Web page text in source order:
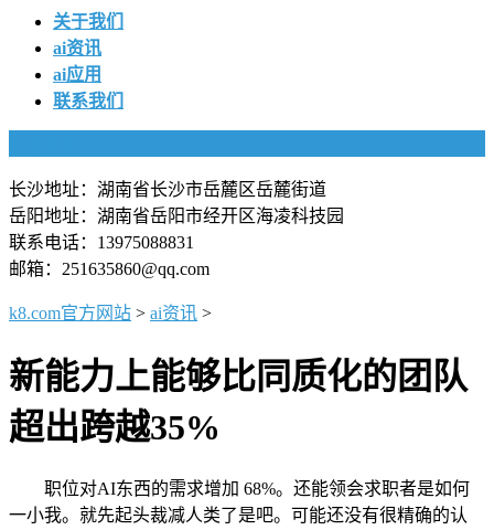
关于我们
ai资讯
ai应用
联系我们
长沙地址：湖南省长沙市岳麓区岳麓街道
岳阳地址：湖南省岳阳市经开区海凌科技园
联系电话：13975088831
邮箱：251635860@qq.com
k8.com官方网站 > ai资讯 >
新能力上能够比同质化的团队
超出跨越35%
职位对AI东西的需求增加 68%。还能领会求职者是如何
一小我。就先起头裁减人类了是吧。可能还没有很精确的认